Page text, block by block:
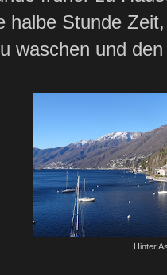
halbe Stunde
waschen und
Hinter